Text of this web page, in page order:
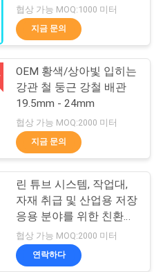
금 관
116
결관
53
협상 가능 MOQ:1000 미터
지금 문의
OEM 황색/상아빛 입히는
강관 철 둥근 강철 배관
19.5mm - 24mm
협상 가능 MOQ:2000 미터
지금 문의
린 튜브 시스템, 작업대,
자재 취급 및 산업용 저장
응용 분야를 위한 친환경
유연한 플라스틱 코팅 파
이프 및 파이프 조인트
1.2mm
협상 가능 MOQ:2000 미터
연락하다